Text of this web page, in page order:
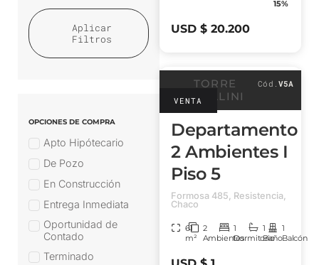
Aplicar
Filtros
OPCIONES DE COMPRA
Apto Hipótecario
De Pozo
En Construcción
Entrega Inmediata
Oportunidad de
Contado
Terminado
15%
USD $ 20.200
TORRE
NATALINI
Cód.V5A
VENTA
Departamento
2 Ambientes I
Piso 5
Formosa 485, Resistencia,
Chaco
61
m²
2
Ambientes
1
Dormitorio
1
Baño
1
Balcón